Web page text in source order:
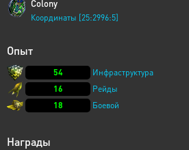
Colony
Координаты [25:2996:5]
Опыт
54
Инфраструктура
16
Рейды
18
Боевой
Награды